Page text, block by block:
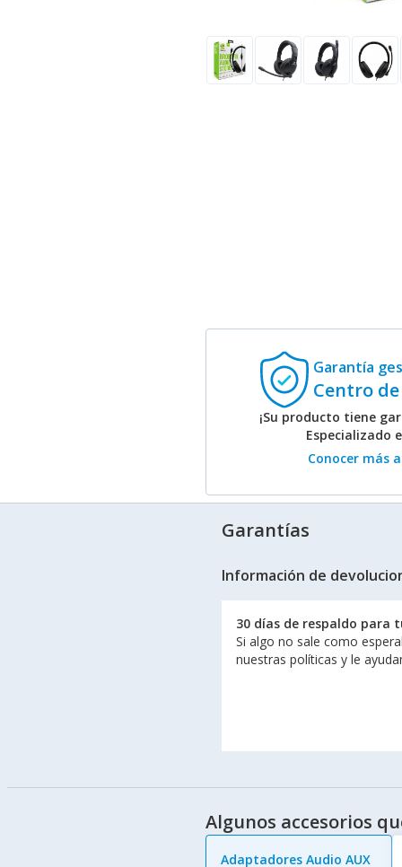
Garantía
Centro
¡Su producto tiene
Especializado
Conocer más
Garantías
Información de
30 días de respaldo para
Si algo no sale como
nuestras políticas y le
Algunos accesorios
Adaptadores Audio AUX